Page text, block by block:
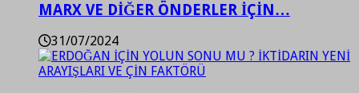
MARX VE DİĞER ÖNDERLER İÇİN…
31/07/2024